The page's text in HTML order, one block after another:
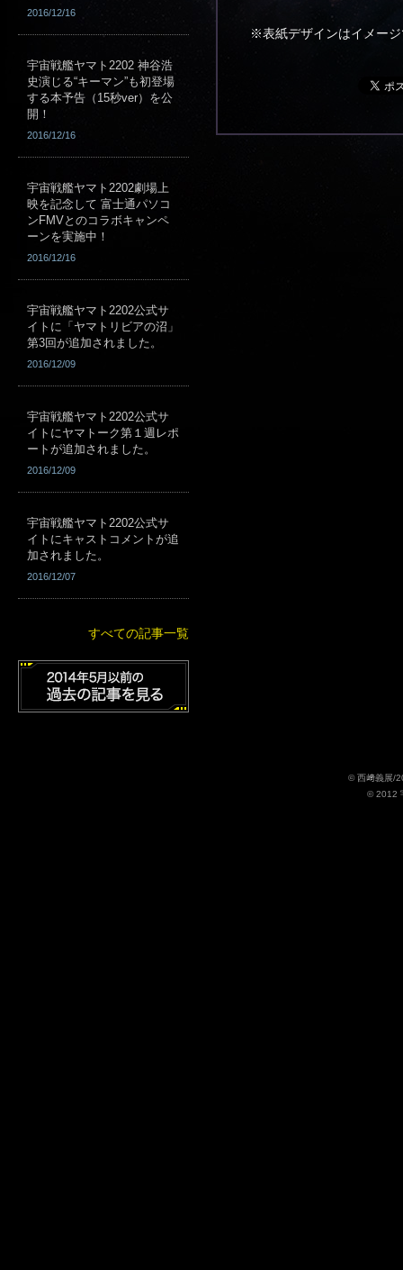
2016/12/16
宇宙戦艦ヤマト2202 神谷浩
史演じる“キーマン”も初登場
する本予告（15秒ver）を公
開！
2016/12/16
宇宙戦艦ヤマト2202劇場上
映を記念して 富士通パソコ
ンFMVとのコラボキャンペ
ーンを実施中！
2016/12/16
宇宙戦艦ヤマト2202公式サ
イトに「ヤマトリビアの沼」
第3回が追加されました。
2016/12/09
宇宙戦艦ヤマト2202公式サ
イトにヤマトーク第１週レポ
ートが追加されました。
2016/12/09
宇宙戦艦ヤマト2202公式サ
イトにキャストコメントが追
加されました。
2016/12/07
すべての記事一覧
※表紙デザインはイメー
© 西﨑義展/
© 2012